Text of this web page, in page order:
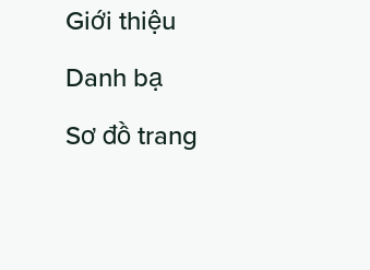
Giới thiệu
Danh bạ
Sơ đồ trang